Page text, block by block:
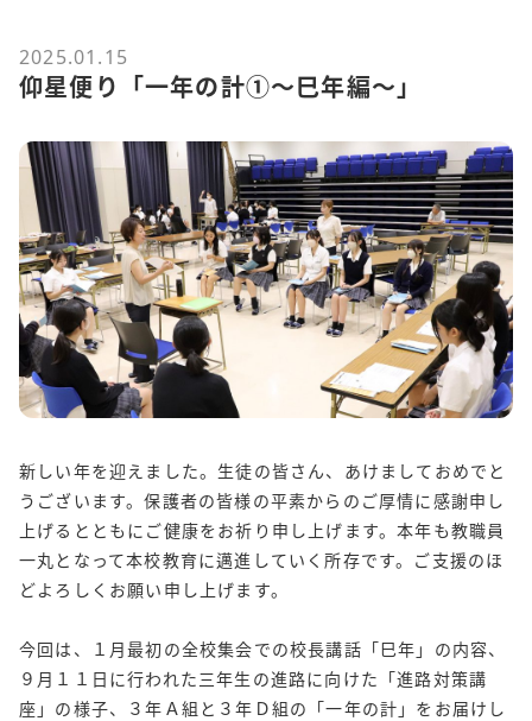
2025.01.15
仰星便り「一年の計①～巳年編～」
新しい年を迎えました。生徒の皆さん、あけましておめでと
うございます。保護者の皆様の平素からのご厚情に感謝申し
上げるとともにご健康をお祈り申し上げます。本年も教職員
一丸となって本校教育に邁進していく所存です。ご支援のほ
どよろしくお願い申し上げます。
今回は、１月最初の全校集会での校長講話「巳年」の内容、
９月１１日に行われた三年生の進路に向けた「進路対策講
座」の様子、３年Ａ組と３年Ｄ組の「一年の計」をお届けし